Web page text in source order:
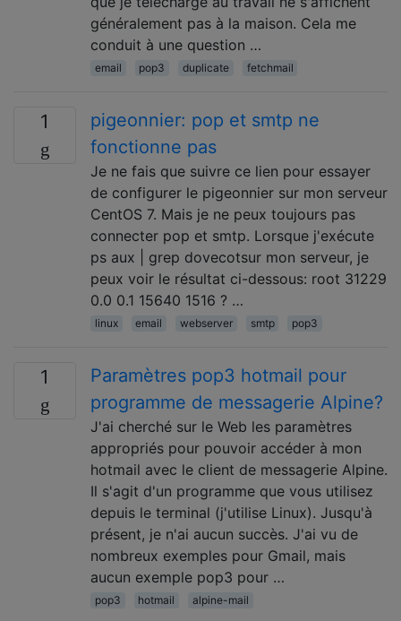
généralement pas à la maison. Cela me
conduit à une question …
email pop3 duplicate fetchmail
1
pigeonnier: pop et smtp ne
fonctionne pas
Je ne fais que suivre ce lien pour essayer
de configurer le pigeonnier sur mon serveur
CentOS 7. Mais je ne peux toujours pas
connecter pop et smtp. Lorsque j'exécute
ps aux | grep dovecotsur mon serveur, je
peux voir le résultat ci-dessous: root 31229
0.0 0.1 15640 1516 ? …
linux email webserver smtp pop3
1
Paramètres pop3 hotmail pour
programme de messagerie Alpine?
J'ai cherché sur le Web les paramètres
appropriés pour pouvoir accéder à mon
hotmail avec le client de messagerie Alpine.
Il s'agit d'un programme que vous utilisez
depuis le terminal (j'utilise Linux). Jusqu'à
présent, je n'ai aucun succès. J'ai vu de
nombreux exemples pour Gmail, mais
aucun exemple pop3 pour …
pop3 hotmail alpine-mail